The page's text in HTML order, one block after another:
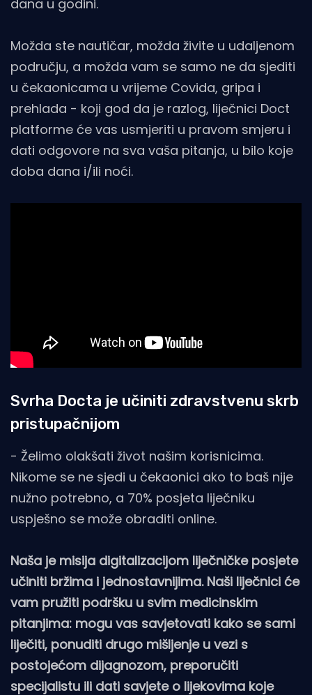
dana u godini.
Možda ste nautičar, možda živite u udaljenom
području, a možda vam se samo ne da sjediti
u čekaonicama u vrijeme Covida, gripa i
prehlada - koji god da je razlog, liječnici Doct
platforme će vas usmjeriti u pravom smjeru i
dati odgovore na sva vaša pitanja, u bilo koje
doba dana i/ili noći.
Svrha Docta je učiniti zdravstvenu skrb
pristupačnijom
- Želimo olakšati život našim korisnicima.
Nikome se ne sjedi u čekaonici ako to baš nije
nužno potrebno, a 70% posjeta liječniku
uspješno se može obraditi online.
Naša je misija digitalizacijom liječničke posjete
učiniti bržima i jednostavnijima. Naši liječnici će
vam pružiti podršku u svim medicinskim
pitanjima: mogu vas savjetovati kako se sami
liječiti, ponuditi drugo mišljenje u vezi s
postojećom dijagnozom, preporučiti
specijalistu ili dati savjete o lijekovima koje